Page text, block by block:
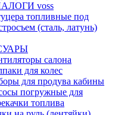
voss
топливные под
(сталь, латунь)
салона
для колес
для продува кабины
погружные для
топлива